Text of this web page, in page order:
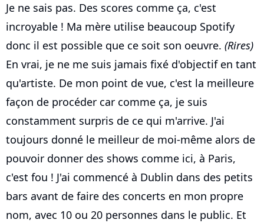
Je ne sais pas. Des scores comme ça, c'est
incroyable ! Ma mère utilise beaucoup Spotify
donc il est possible que ce soit son oeuvre. (Rires)
En vrai, je ne me suis jamais fixé d'objectif en tant
qu'artiste. De mon point de vue, c'est la meilleure
façon de procéder car comme ça, je suis
constamment surpris de ce qui m'arrive. J'ai
toujours donné le meilleur de moi-même alors de
pouvoir donner des shows comme ici, à Paris,
c'est fou ! J'ai commencé à Dublin dans des petits
bars avant de faire des concerts en mon propre
nom, avec 10 ou 20 personnes dans le public. Et